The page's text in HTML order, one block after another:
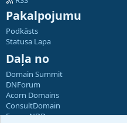
Pakalpojumu
Podkāsts
Statusa Lapa
Daļa no
Domain Summit
DNForum
Acorn Domains
ConsultDomain
ForumNDD